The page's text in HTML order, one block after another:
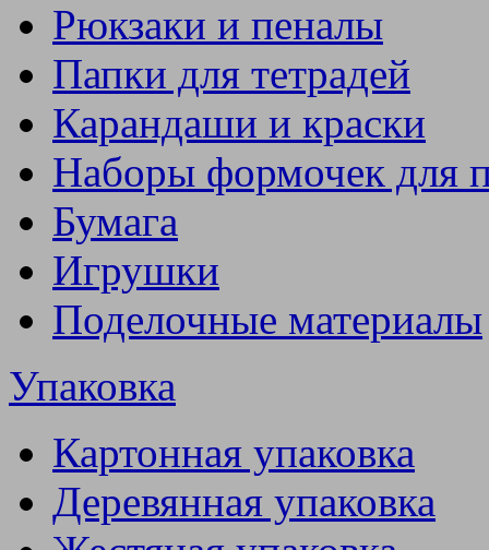
Рюкзаки и пеналы
Папки для тетрадей
Карандаши и краски
Наборы формочек для
Бумага
Игрушки
Поделочные материалы
Упаковка
Картонная упаковка
Деревянная упаковка